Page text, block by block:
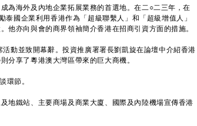
海外及內地企業拓展業務的首選地。在二○二三年，在
國企業利用香港作為「超級聯繫人」和「超級增值人」
他亦向與會的商界領袖簡介香港在招商引資方面的措施。
並致開幕辭。投資推廣署署長劉凱旋在論壇中介紹香港
分享了粵港澳大灣區帶來的巨大商機。
環節。
鐵站、主要商場及商業大廈、國際及內陸機場宣傳香港